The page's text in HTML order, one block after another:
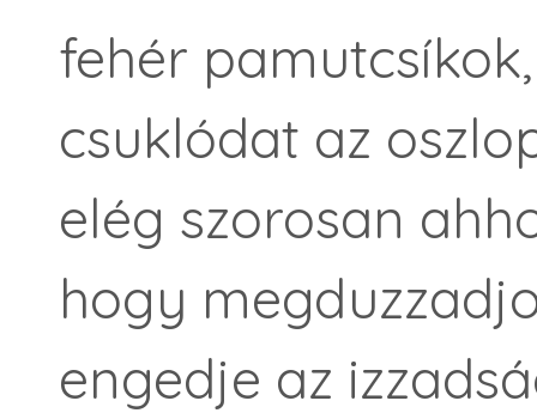
fehér pamutcsíkok,
csuklódat az
elég szorosan
hogy
engedje az